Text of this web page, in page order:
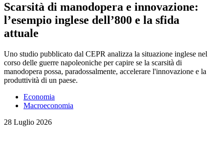
Scarsità di manodopera e innovazione:
l’esempio inglese dell’800 e la sfida
attuale
Uno studio pubblicato dal CEPR analizza la situazione inglese nel
corso delle guerre napoleoniche per capire se la scarsità di
manodopera possa, paradossalmente, accelerare l'innovazione e la
produttività di un paese.
Economia
Macroeconomia
28 Luglio 2026